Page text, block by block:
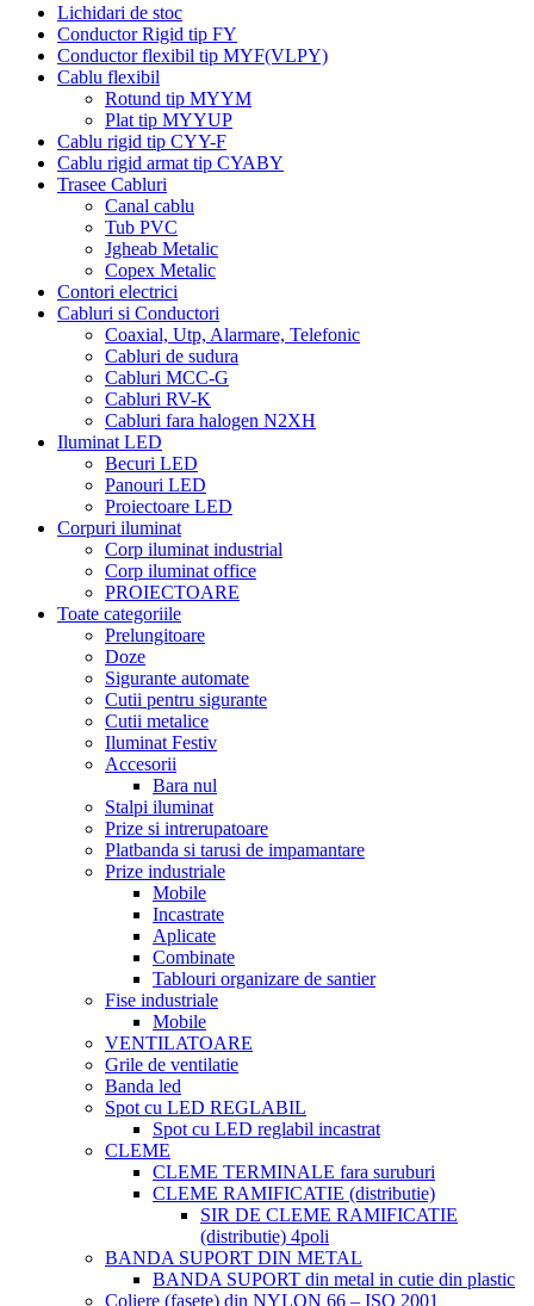
Lichidari de stoc
Conductor Rigid tip FY
Conductor flexibil tip MYF(VLPY)
Cablu flexibil
Rotund tip MYYM
Plat tip MYYUP
Cablu rigid tip CYY-F
Cablu rigid armat tip CYABY
Trasee Cabluri
Canal cablu
Tub PVC
Jgheab Metalic
Copex Metalic
Contori electrici
Cabluri si Conductori
Coaxial, Utp, Alarmare, Telefonic
Cabluri de sudura
Cabluri MCC-G
Cabluri RV-K
Cabluri fara halogen N2XH
Iluminat LED
Becuri LED
Panouri LED
Proiectoare LED
Corpuri iluminat
Corp iluminat industrial
Corp iluminat office
PROIECTOARE
Toate categoriile
Prelungitoare
Doze
Sigurante automate
Cutii pentru sigurante
Cutii metalice
Iluminat Festiv
Accesorii
Bara nul
Stalpi iluminat
Prize si intrerupatoare
Platbanda si tarusi de impamantare
Prize industriale
Mobile
Incastrate
Aplicate
Combinate
Tablouri organizare de santier
Fise industriale
Mobile
VENTILATOARE
Grile de ventilatie
Banda led
Spot cu LED REGLABIL
Spot cu LED reglabil incastrat
CLEME
CLEME TERMINALE fara suruburi
CLEME RAMIFICATIE (distributie)
SIR DE CLEME RAMIFICATIE
(distributie) 4poli
BANDA SUPORT DIN METAL
BANDA SUPORT din metal in cutie din plastic
Coliere (fasete) din NYLON 66 – ISO 2001